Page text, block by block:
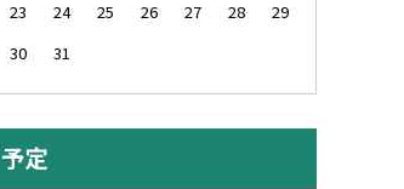
23
24 25 26 27 28
29
30
31
予定